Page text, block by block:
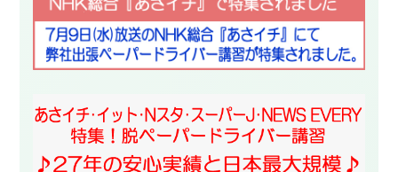
出張地域 メディア紹介
スタッフ紹介 申し込みフロー
簡易補助ブレーキと
は
キャンペーン